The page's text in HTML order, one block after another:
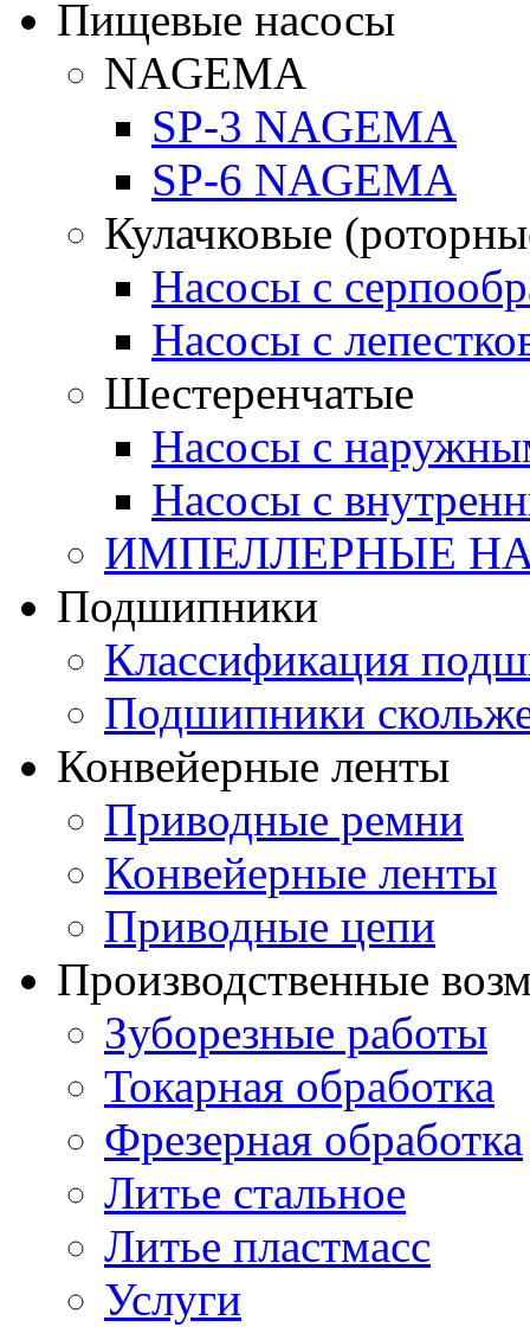
Пищевые насосы
NAGEMA
SP-3 NAGEMA
SP-6 NAGEMA
Кулачковые
Насосы с
Насосы с
Шестеренчатые
Насосы с
Насосы с
ИМПЕЛЛЕРНЫЕ
Подшипники
Классификация
Подшипники
Конвейерные ленты
Приводные ремни
Конвейерные ленты
Приводные цепи
Производственные
Зуборезные работы
Токарная обработка
Фрезерная обработка
Литье стальное
Литье пластмасс
Услуги